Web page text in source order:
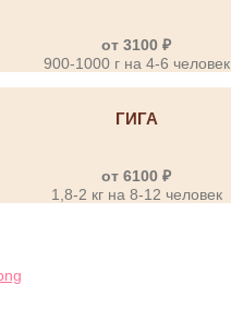
от 3100 ₽
900-1000 г на 4-6 человек
ГИГА
от 6100 ₽
1,8-2 кг на 8-12 человек